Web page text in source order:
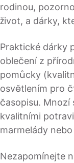
rodinou,
život, a dárky,
Praktické dárky
oblečení z
pomůcky
osvětlením pro
časopisu. Mnozí
kvalitními
marmelády
Nezapomínejte